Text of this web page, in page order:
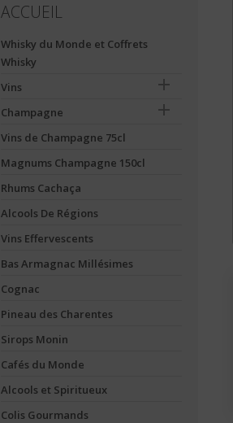
ACCUEIL
Whisky du Monde et Coffrets
Whisky
Vins

Champagne 
Vins de Champagne 75cl
Magnums Champagne 150cl
Rhums Cachaça
Alcools De Régions
Vins Effervescents
Bas Armagnac Millésimes
Cognac
Pineau des Charentes
Sirops Monin
Cafés du Monde
Alcools et Spiritueux
Colis Gourmands